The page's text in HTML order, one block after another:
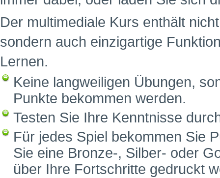
Der multimediale Kurs enthält
sondern auch einzigartige
Lernen.
Keine langweiligen Übungen,
Punkte bekommen werden.
Testen Sie Ihre Kenntnisse
Für jedes Spiel bekommen Sie
Sie eine Bronze-, Silber- oder
über Ihre Fortschritte gedruckt